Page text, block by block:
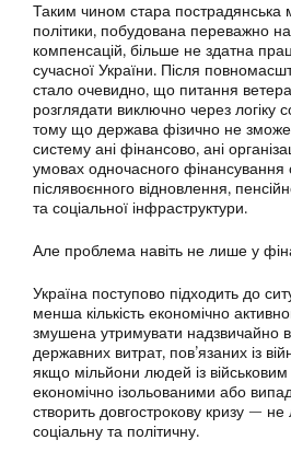
Таким чином стара пострадянська
політики, побудована переважно
компенсацій, більше не здатна
сучасної України. Після
стало очевидно, що питання
розглядати виключно через логіку
тому що держава фізично не зможе
систему ані фінансово, ані
умовах одночасного фінансування
післявоєнного відновлення,
та соціальної інфраструктури.
Але проблема навіть не лише у
Україна поступово підходить до
менша кількість економічно
змушена утримувати надзвичайно
державних витрат, пов’язаних із
якщо мільйони людей із
економічно ізольованими або
створить довгострокову кризу —
соціальну та політичну.